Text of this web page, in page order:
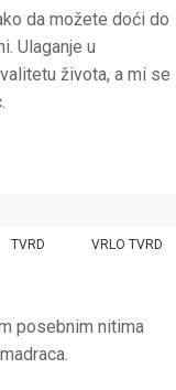
da možete doći do
Ulaganje u
života, a mi se
TVRD VRLO TVRD
posebnim nitima